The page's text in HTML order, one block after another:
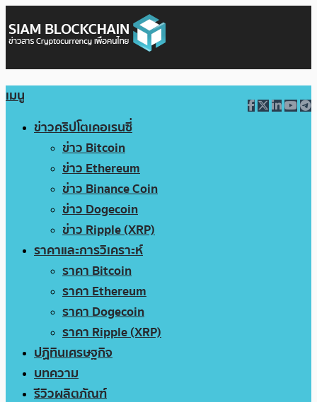
เมนู
ข่าวคริปโตเคอเรนซี่
ข่าว Bitcoin
ข่าว Ethereum
ข่าว Binance Coin
ข่าว Dogecoin
ข่าว Ripple (XRP)
ราคาและการวิเคราะห์
ราคา Bitcoin
ราคา Ethereum
ราคา Dogecoin
ราคา Ripple (XRP)
ปฏิทินเศรษฐกิจ
บทความ
รีวิวผลิตภัณฑ์